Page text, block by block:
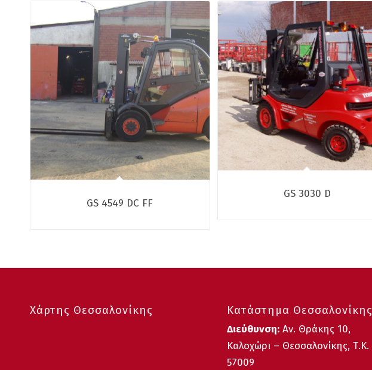
GS 4549 DC FF
GS 3030 D
Χάρτης Θεσσαλονίκης Κατάστημα Θεσσαλονίκης
Διεύθυνση:Αν. Θράκης 10,
Καλοχώρι – Θεσσαλονίκης, Τ.Κ.
57009